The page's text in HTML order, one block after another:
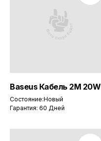
Baseus Кабель 2М 20W
Состояние:Новый
Гарантия: 60 Дней